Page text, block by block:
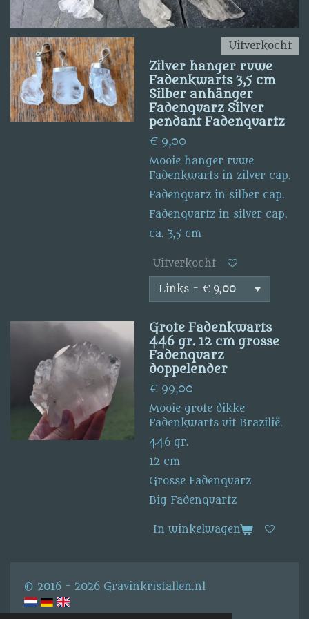
Uitverkocht
Zilver hanger ruwe
Fadenkwarts 3,5 cm
Silber anhänger
Fadenquarz Silver
pendant Fadenquartz
€ 9,00
Mooie hanger ruwe
Fadenkwarts in zilver cap.
Fadenquarz in silber cap.
Fadenquartz in silver cap.
ca. 3,5 cm
Uitverkocht
Grote Fadenkwarts
446 gr. 12 cm grosse
Fadenquarz
doppelender
€ 99,00
Mooie grote dikke
Fadenkwarts uit Brazilië.
446 gr.
12 cm
Grosse Fadenquarz
Big Fadenquartz
In winkelwagen
© 2016 - 2026 Gravinkristallen.nl